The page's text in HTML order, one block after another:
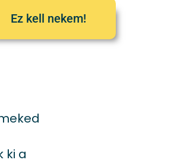
Ez kell nekem!
ki a